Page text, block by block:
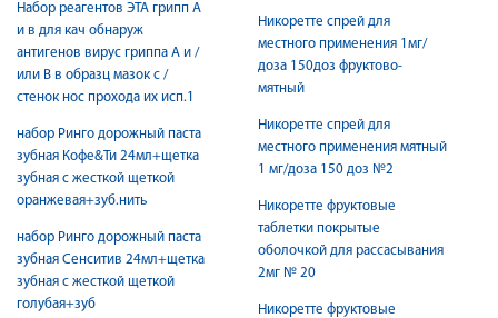
Набор реагентов ЭТА грипп А
и в для кач обнаруж
антигенов вирус гриппа А и /
или В в образц мазок с /
стенок нос прохода их исп.1
набор Ринго дорожный паста
зубная Кофе&Ти 24мл+щетка
зубная с жесткой щеткой
оранжевая+зуб.нить
набор Ринго дорожный паста
зубная Сенситив 24мл+щетка
зубная с жесткой щеткой
голубая+зуб
Никоретте спрей для
местного применения 1мг/
доза 150доз фруктово-
мятный
Никоретте спрей для
местного применения мятный
1 мг/доза 150 доз №2
Никоретте фруктовые
таблетки покрытые
оболочкой для рассасывания
2мг № 20
Никоретте фруктовые